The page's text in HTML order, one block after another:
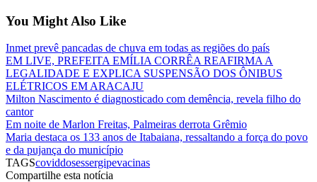
You Might Also Like
Inmet prevê pancadas de chuva em todas as regiões do país
EM LIVE, PREFEITA EMÍLIA CORRÊA REAFIRMA A
LEGALIDADE E EXPLICA SUSPENSÃO DOS ÔNIBUS
ELÉTRICOS EM ARACAJU
Milton Nascimento é diagnosticado com demência, revela filho do
cantor
Em noite de Marlon Freitas, Palmeiras derrota Grêmio
Maria destaca os 133 anos de Itabaiana, ressaltando a força do povo
e da pujança do município
TAGScoviddosessergipevacinas
Compartilhe esta notícia